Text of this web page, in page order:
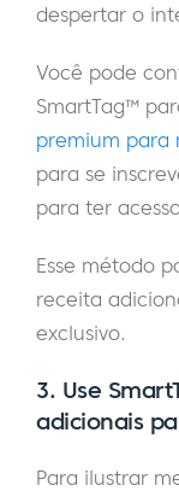
despertar o
Você pode
SmartTag™
premium para
para se
para ter
Esse método
receita
exclusivo.
3. Use
adicionais
Para ilustrar